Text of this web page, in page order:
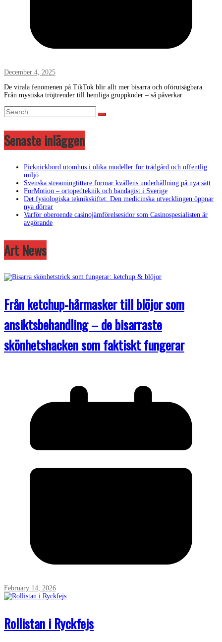
December 4, 2025
De virala fenomenen på TikTok blir allt mer bisarra och oförutsägbara.
Från mystiska tröjtrender till hemliga gruppkoder – så påverkar
Senaste inläggen
Picknickbord utomhus i olika modeller för trädgård och offentlig
miljö
Svenska streamingtittare formar kvällens underhållning på nya sätt
ForMotion – ortopedteknik och bandagist i Sverige
Det fysiologiska teknikskiftet: Den medicinska utvecklingen öppnar
nya dörrar
Varför oberoende casinojämförelsesidor som Casinospesialisten är
avgörande
Art News
Från ketchup-hårmasker till blöjor som
ansiktsbehandling – de bisarraste
skönhetshacken som faktiskt fungerar
February 14, 2026
Rollistan i Ryckfejs